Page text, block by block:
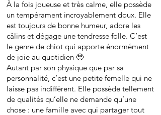
À la fois joueuse et très calme, elle possède
un tempérament incroyablement doux. Elle
est toujours de bonne humeur, adore les
câlins et dégage une tendresse folle. C’est
le genre de chiot qui apporte énormément
de joie au quotidien 🥹
Autant par son physique que par sa
personnalité, c’est une petite femelle qui ne
laisse pas indifférent. Elle possède tellement
de qualités qu’elle ne demande qu’une
chose : une famille avec qui partager tout